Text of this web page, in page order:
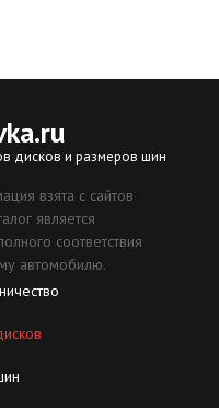
.ru
дисков и размеров шин
взята с сайтов
является
соответствия
автомобилю.